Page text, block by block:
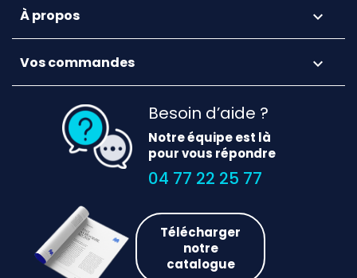
À propos 
Vos commandes 
Besoin d’aide ?
Notre équipe est là
pour vous répondre
04 77 22 25 77
Télécharger
notre
catalogue